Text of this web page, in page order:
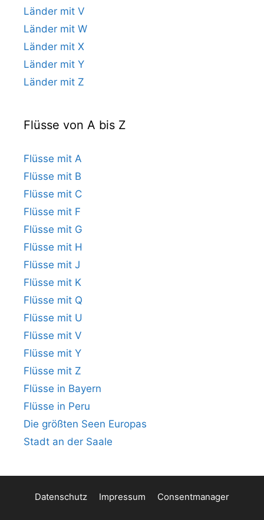
Länder mit V
Länder mit W
Länder mit X
Länder mit Y
Länder mit Z
Flüsse von A bis Z
Flüsse mit A
Flüsse mit B
Flüsse mit C
Flüsse mit F
Flüsse mit G
Flüsse mit H
Flüsse mit J
Flüsse mit K
Flüsse mit Q
Flüsse mit U
Flüsse mit V
Flüsse mit Y
Flüsse mit Z
Flüsse in Bayern
Flüsse in Peru
Die größten Seen Europas
Stadt an der Saale
Datenschutz Impressum Consentmanager